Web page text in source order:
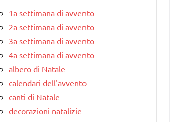
1a settimana di avvento
2a settimana di avvento
3a settimana di avvento
4a settimana di avvento
albero di Natale
calendari dell'avvento
canti di Natale
decorazioni natalizie